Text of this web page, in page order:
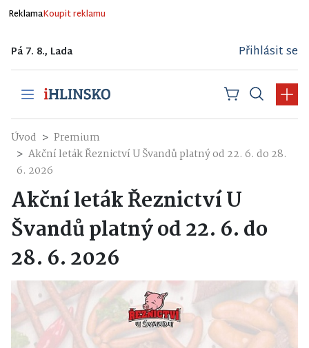
ReklamaKoupit reklamu
Pá 7. 8., Lada Přihlásit se
Úvod
Premium
Akční leták Řeznictví U Švandů platný od 22. 6. do 28.
6. 2026
Akční leták Řeznictví U
Švandů platný od 22. 6. do
28. 6. 2026